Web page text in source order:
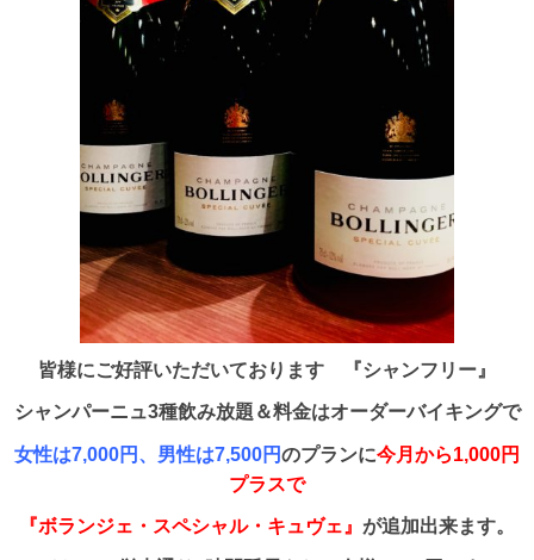
皆様にご好評いただいております 『シャンフリー』
シャンパーニュ3種飲み放題＆料金はオーダーバイキングで
女性は7,000円、男性は7,500円のプランに今月から1,000円
プラスで
『ボランジェ・スペシャル・キュヴェ』 が追加出来ます。